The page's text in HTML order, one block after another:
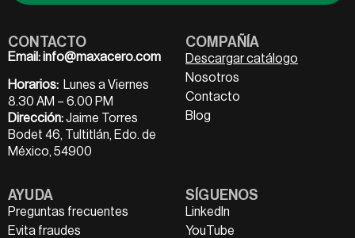
CONTACTO
Email:info@maxacero.com
Horarios: Lunes a Viernes
8.30 AM – 6.00 PM
Dirección:Jaime Torres
Bodet 46, Tultitlán, Edo. de
México, 54900
COMPAÑÍA
Descargar catálogo
Nosotros
Contacto
Blog
AYUDA
Preguntas frecuentes
Evita fraudes
SÍGUENOS
LinkedIn
YouTube